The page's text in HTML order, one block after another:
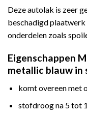
Deze autolak is zeer
beschadigd plaatwerk
onderdelen zoals
Eigenschappen
metallic blauw in
komt overeen met
stofdroog na 5 tot